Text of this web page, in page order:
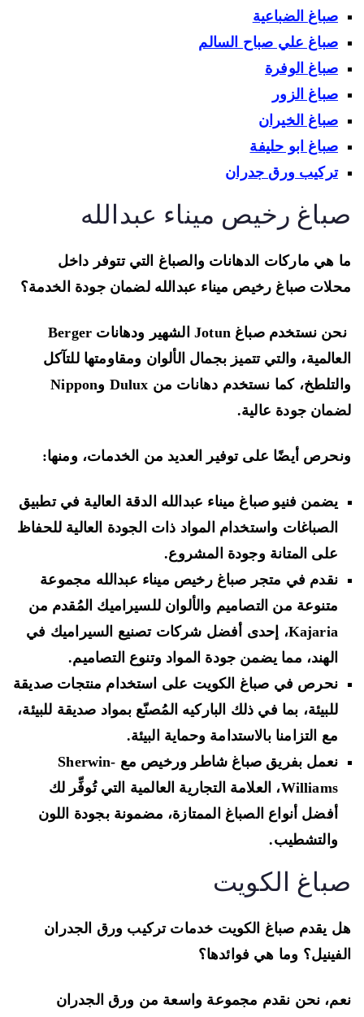
صباغ الضباعية
صباغ علي صباح السالم
صباغ الوفرة
صباغ الزور
صباغ الخيران
صباغ ابو حليفة
تركيب ورق جدران
رخيص ميناء عبدالله
هي ماركات الدهانات والصباغ التي تتوفر داخل
صباغ رخيص ميناء عبدالله لضمان جودة الخدمة؟
نحن نستخدم صباغ Jotun الشهير ودهانات Berger
والتي تتميز بجمال الألوان ومقاومتها للتآكل
والتلطخ، كما نستخدم دهانات من Dulux وNippon
جودة عالية.
أيضًا على توفير العديد من الخدمات، ومنها:
يضمن فنيو صباغ ميناء عبدالله الدقة العالية في تطبيق
الصباغات واستخدام المواد ذات الجودة العالية للحفاظ
على المتانة وجودة المشروع.
نقدم في متجر صباغ رخيص ميناء عبدالله مجموعة
متنوعة من التصاميم والألوان للسيراميك المُقدم من
Kajaria، إحدى أفضل شركات تصنيع السيراميك في
الهند، مما يضمن جودة المواد وتنوع التصاميم.
نحرص في صباغ الكويت على استخدام منتجات صديقة
للبيئة، بما في ذلك الباركيه المُصنّع بمواد صديقة للبيئة،
مع التزامنا بالاستدامة وحماية البيئة.
نعمل بفريق صباغ شاطر ورخيص مع Sherwin-
Williams، العلامة التجارية العالمية التي تُوفِّر لك
أفضل أنواع الصباغ الممتازة، مضمونة بجودة اللون
والتشطيب.
الكويت
يقدم صباغ الكويت خدمات تركيب ورق الجدران
وما هي فوائدها؟
نحن نقدم مجموعة واسعة من ورق الجدران